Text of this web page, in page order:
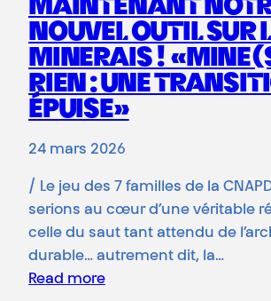
MAINTENANT
NOUVEL OUTIL SUR
MINERAIS !
RIEN : UNE
ÉPUISE»
24 mars 2026
/ Le jeu des 7 familles de la
serions au cœur d’une véritable
celle du saut tant attendu de
durable… autrement dit, la…
Read more